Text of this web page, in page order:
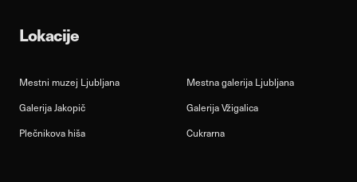
Lokacije
Mestni muzej Ljubljana
Mestna galerija Ljubljana
Galerija Jakopič
Galerija Vžigalica
Plečnikova hiša
Cukrarna